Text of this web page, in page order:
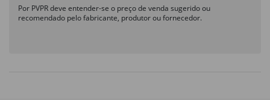
Por PVPR deve entender-se o preço de venda sugerido ou
recomendado pelo fabricante, produtor ou fornecedor.